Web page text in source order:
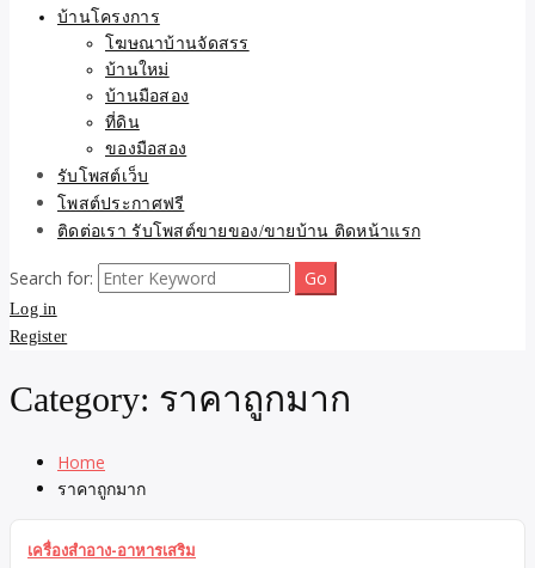
บ้านโครงการ
โฆษณาบ้านจัดสรร
บ้านใหม่
บ้านมือสอง
ที่ดิน
ของมือสอง
รับโพสต์เว็บ
โพสต์ประกาศฟรี
ติดต่อเรา รับโพสต์ขายของ/ขายบ้าน ติดหน้าแรก
Search for:
Log in
Register
Category: ราคาถูกมาก
Home
ราคาถูกมาก
เครื่องสำอาง-อาหารเสริม